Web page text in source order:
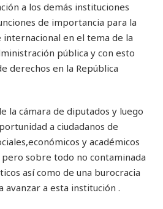
a los demás instituciones
de importancia para la
en el tema de la
pública y con esto
derechos en la República
la cámara de diputados y luego
a ciudadanos de
y académicos
pero sobre todo no contaminada
así como de una burocracia
avanzar a esta institución .